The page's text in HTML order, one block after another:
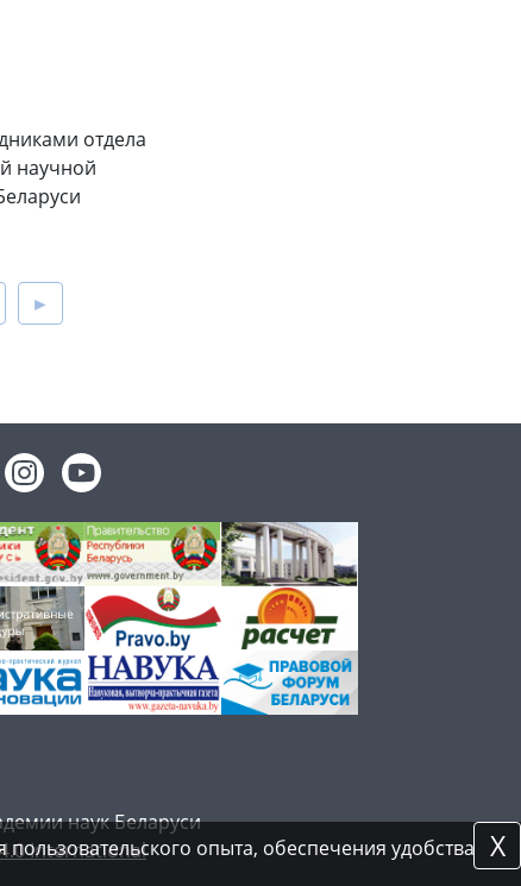
отдела
научной
►
наук Беларуси
International
опыта, обеспечения удобства
X